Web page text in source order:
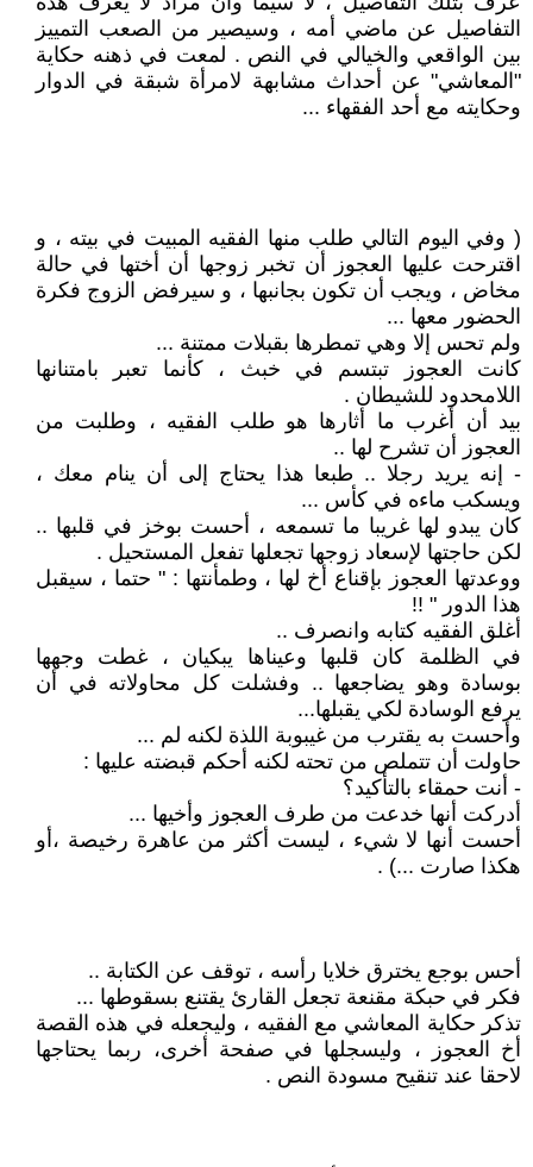
التفاصيل عن ماضي أمه ، وسيصير من الصعب التمييز
بين الواقعي والخيالي في النص . لمعت في ذهنه حكاية
"المعاشي" عن أحداث مشابهة لامرأة شبقة في الدوار
وحكايته مع أحد الفقهاء ...
( وفي اليوم التالي طلب منها الفقيه المبيت في بيته ، و
اقترحت عليها العجوز أن تخبر زوجها أن أختها في حالة
مخاض ، ويجب أن تكون بجانبها ، و سيرفض الزوج فكرة
الحضور معها ...
ولم تحس إلا وهي تمطرها بقبلات ممتنة ...
كانت العجوز تبتسم في خبث ، كأنما تعبر بامتنانها
اللامحدود للشيطان .
بيد أن أغرب ما أثارها هو طلب الفقيه ، وطلبت من
العجوز أن تشرح لها ..
- إنه يريد رجلا .. طبعا هذا يحتاج إلى أن ينام معك ،
ويسكب ماءه في كأس ...
كان يبدو لها غريبا ما تسمعه ، أحست بوخز في قلبها ..
لكن حاجتها لإسعاد زوجها تجعلها تفعل المستحيل .
ووعدتها العجوز بإقناع أخ لها ، وطمأنتها : " حتما ، سيقبل
هذا الدور " !!
أغلق الفقيه كتابه وانصرف ..
في الظلمة كان قلبها وعيناها يبكيان ، غطت وجهها
بوسادة وهو يضاجعها .. وفشلت كل محاولاته في أن
يرفع الوسادة لكي يقبلها...
وأحست به يقترب من غيبوبة اللذة لكنه لم ...
حاولت أن تتملص من تحته لكنه أحكم قبضته عليها :
- أنت حمقاء بالتأكيد؟
أدركت أنها خدعت من طرف العجوز وأخيها ...
أحست أنها لا شيء ، ليست أكثر من عاهرة رخيصة ،أو
هكذا صارت ...) .
أحس بوجع يخترق خلايا رأسه ، توقف عن الكتابة ..
فكر في حبكة مقنعة تجعل القارئ يقتنع بسقوطها ...
تذكر حكاية المعاشي مع الفقيه ، وليجعله في هذه القصة
أخ العجوز ، وليسجلها في صفحة أخرى، ربما يحتاجها
لاحقا عند تنقيح مسودة النص .